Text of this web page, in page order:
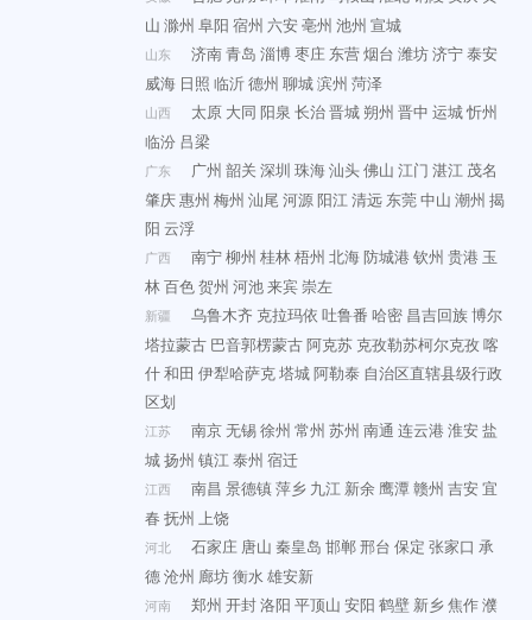
山 滁州 阜阳 宿州 六安亳州 池州 宣城
山东 济南青岛 淄博枣庄 东营烟台 潍坊济宁泰安
威海 日照 临沂德州 聊城滨州 菏泽
山西 太原 大同 阳泉 长治晋城朔州 晋中 运城忻州
临汾 吕梁
广东 广州 韶关 深圳 珠海汕头佛山 江门 湛江 茂名
肇庆惠州 梅州 汕尾 河源阳江清远 东莞中山 潮州 揭
阳 云浮
广西 南宁柳州 桂林梧州 北海防城港钦州 贵港 玉
林百色贺州 河池来宾崇左
新疆 乌鲁木齐 克拉玛依 吐鲁番 哈密 昌吉回族博尔
塔拉蒙古 巴音郭楞蒙古阿克苏 克孜勒苏柯尔克孜喀
什和田 伊犁哈萨克塔城阿勒泰 自治区直辖县级行政
区划
江苏 南京无锡徐州 常州 苏州 南通 连云港淮安盐
城扬州 镇江泰州 宿迁
江西 南昌 景德镇萍乡 九江 新余鹰潭赣州 吉安宜
春 抚州 上饶
河北 石家庄 唐山 秦皇岛 邯郸邢台 保定 张家口 承
德沧州 廊坊衡水雄安新
河南 郑州 开封洛阳 平顶山 安阳 鹤壁 新乡焦作濮